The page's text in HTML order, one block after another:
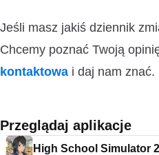
Jeśli masz jakiś dziennik
Chcemy poznać Twoją
kontaktowa i daj nam znać.
Przeglądaj aplikacje
High School Simulator